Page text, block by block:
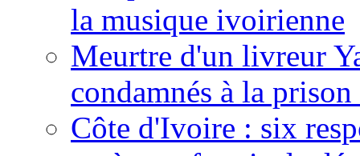
la musique ivoirienne
Meurtre d'un livreur
condamnés à la
Côte d'Ivoire : six